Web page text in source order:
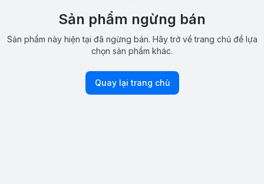
Sản phẩm ngừng bán
Sản phẩm này hiện tại đã ngừng bán. Hãy trở về trang chủ để lựa
chọn sản phẩm khác.
Quay lại trang chủ